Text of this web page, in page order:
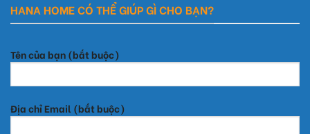
HANA HOME CÓ THỂ GIÚP GÌ CHO BẠN?
Tên của bạn (bắt buộc)
Địa chỉ Email (bắt buộc)